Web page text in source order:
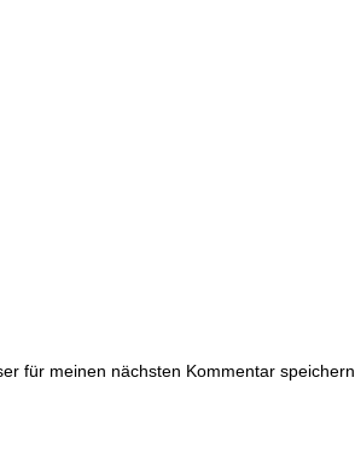
für meinen nächsten Kommentar speichern.